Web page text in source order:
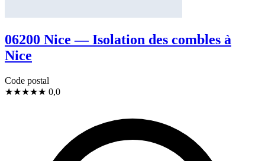
06200 Nice — Isolation des combles à
Nice
Code postal
★★★★★ 0,0